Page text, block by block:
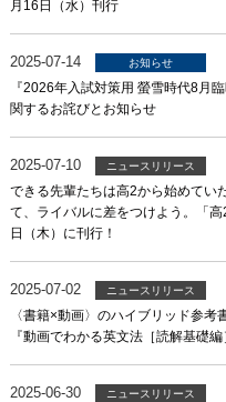
月16日（水）刊行
2025-07-14 お知らせ
『2026年入試対策用 螢雪時代8月
関するお詫びとお知らせ
2025-07-10 ニュースリリース
できる先輩たちは高2から始めて
て、ライバルに差をつけよう。「
日（木）に刊行！
2025-07-02 ニュースリリース
〈書籍×動画〉のハイブリッド参
『動画でわかる英文法［読解基礎
2025-06-30 ニュースリリース